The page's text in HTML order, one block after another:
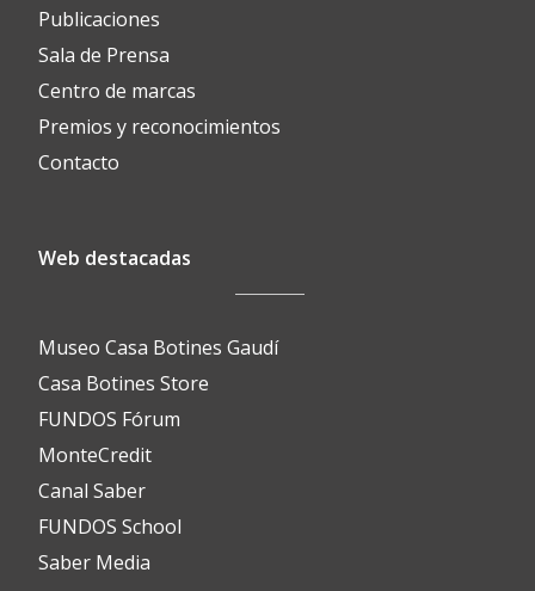
Publicaciones
Sala de Prensa
Centro de marcas
Premios y reconocimientos
Contacto
Web destacadas
Museo Casa Botines Gaudí
Casa Botines Store
FUNDOS Fórum
MonteCredit
Canal Saber
FUNDOS School
Saber Media